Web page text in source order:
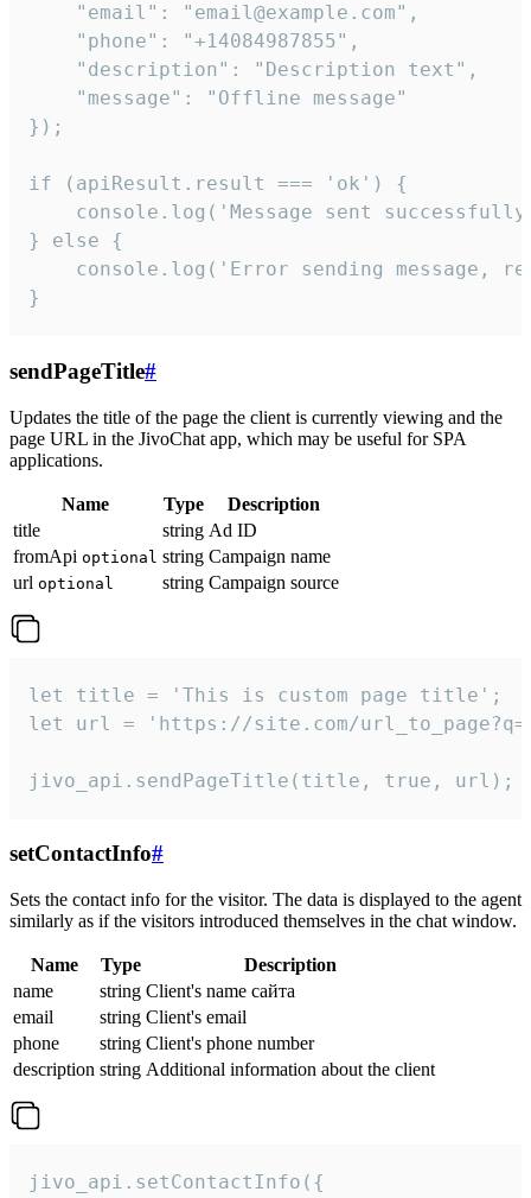
    "email": "email@example.com",
    "phone": "+14084987855",
    "description": "Description text",
    "message": "Offline message"
});
if (apiResult.result === 'ok') {
console.log('Message sent
} else {
console.log('Error sending message,
}
sendPageTitle#
Updates the title of the page the client is currently viewing and the
page URL in the JivoChat app, which may be useful for SPA
applications.
Name Type
Description
title
string Ad ID
fromApi optional string Campaign name
url optional string Campaign source
let title = 'This is custom page title';
let url = 'https://site.com/
jivo_api.sendPageTitle(title, true, url);
setContactInfo#
Sets the contact info for the visitor. The data is displayed to the agent
similarly as if the visitors introduced themselves in the chat window.
Name Type
Description
name
string Client's name сайта
email
string Client's email
phone
string Client's phone number
description string Additional information about the client
jivo_api.setContactInfo({